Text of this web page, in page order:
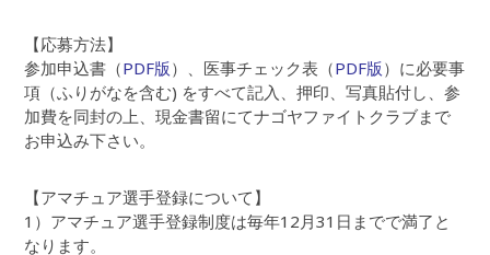
【応募方法】
参加申込書（PDF版）、医事チェック表（PDF版）に必要事
項（ふりがなを含む) をすべて記入、押印、写真貼付し、参
加費を同封の上、現金書留にてナゴヤファイトクラブまで
お申込み下さい。
【アマチュア選手登録について】
1）アマチュア選手登録制度は毎年12月31日までで満了と
なります。